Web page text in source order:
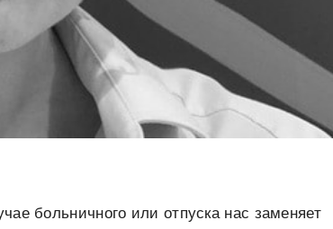
больничного или отпуска нас заменяет